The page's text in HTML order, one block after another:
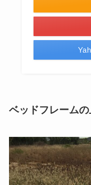
ベッドフレームの